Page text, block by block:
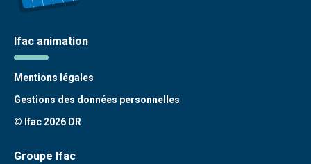
Ifac animation
Mentions légales
Gestions des données personnelles
© Ifac 2026 DR
Groupe Ifac